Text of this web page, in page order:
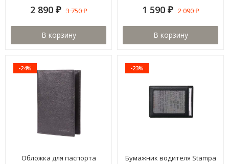
2 890 ₽ 3 750₽
В корзину
1 590 ₽ 2 090₽
В корзину
-24%
Обложка для паспорта
-23%
Бумажник водителя Stampa